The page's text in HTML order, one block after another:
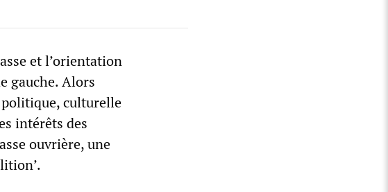
et l’orientation
gauche. Alors
politique, culturelle
intérêts des
ouvrière, une